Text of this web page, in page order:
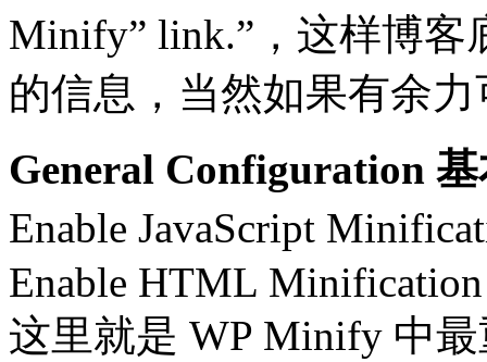
Minify” link.”，这样博
的信息，当然如果有余
General Configuration
Enable JavaScript
Enable HTML Minification
这里就是 WP Minify 中